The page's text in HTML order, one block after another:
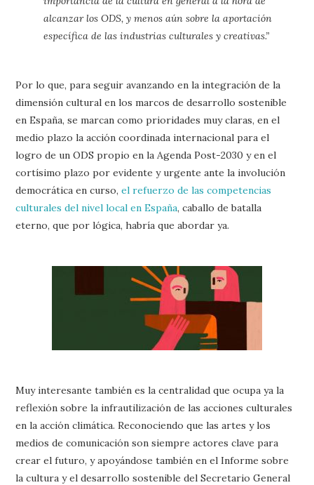
alcanzar los ODS, y menos aún sobre la aportación
específica de las industrias culturales y creativas.”
Por lo que, para seguir avanzando en la integración de la
dimensión cultural en los marcos de desarrollo sostenible
en España, se marcan como prioridades muy claras, en el
medio plazo la acción coordinada internacional para el
logro de un ODS propio en la Agenda Post-2030 y en el
cortísimo plazo por evidente y urgente ante la involución
democrática en curso,el refuerzo de las competencias
culturales del nivel local en España, caballo de batalla
eterno, que por lógica, habría que abordar ya.
Muy interesante también es la centralidad que ocupa ya la
reflexión sobre la infrautilización de las acciones culturales
en la acción climática. Reconociendo que las artes y los
medios de comunicación son siempre actores clave para
crear el futuro, y apoyándose también en el Informe sobre
la cultura y el desarrollo sostenible del Secretario General